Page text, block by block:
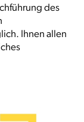
des
Ihnen allen